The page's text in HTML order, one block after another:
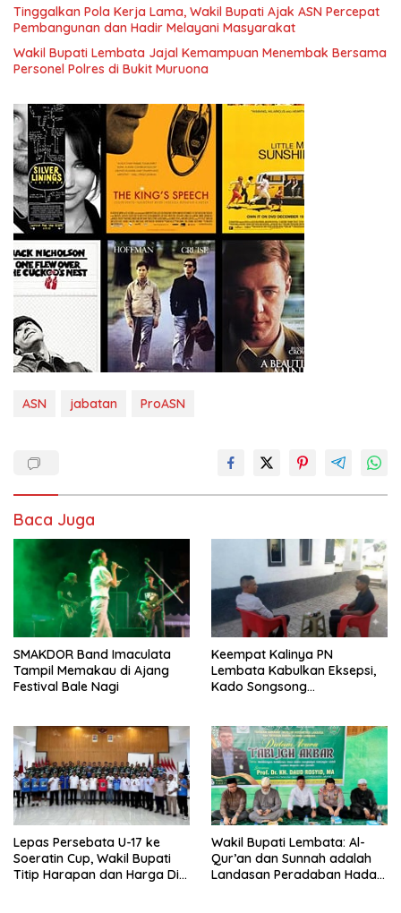
Tinggalkan Pola Kerja Lama, Wakil Bupati Ajak ASN Percepat
Pembangunan dan Hadir Melayani Masyarakat
Wakil Bupati Lembata Jajal Kemampuan Menembak Bersama
Personel Polres di Bukit Muruona
ASN jabatan ProASN
Baca Juga
SMAKDOR Band Imaculata
Tampil Memakau di Ajang
Festival Bale Nagi
Keempat Kalinya PN
Lembata Kabulkan Eksepsi,
Kado Songsong
Lepas Persebata U-17 ke
Soeratin Cup, Wakil Bupati
Titip Harapan dan Harga Diri
Wakil Bupati Lembata: Al-
Qur’an dan Sunnah adalah
Landasan Peradaban Hadapi